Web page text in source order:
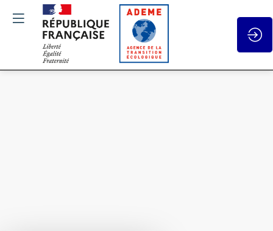
Gestion des cookies